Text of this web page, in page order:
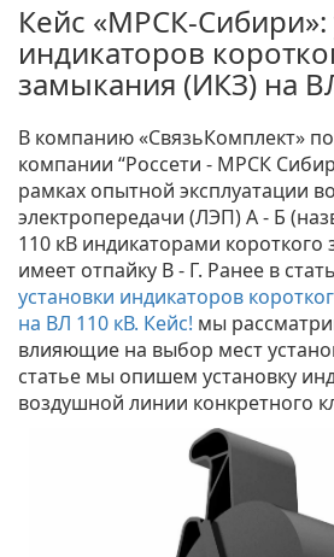
Кейс «МРСК-Сибири»:
индикаторов
замыкания (ИКЗ) на
В компанию «СвязьКомплект»
компании “Россети - МРСК
рамках опытной эксплуатации
электропередачи (ЛЭП) А - Б
110 кВ индикаторами
имеет отпайку В - Г. Ранее в
установки индикаторов
на ВЛ 110 кВ. Кейс! мы
влияющие на выбор мест
статье мы опишем установку
воздушной линии конкретного